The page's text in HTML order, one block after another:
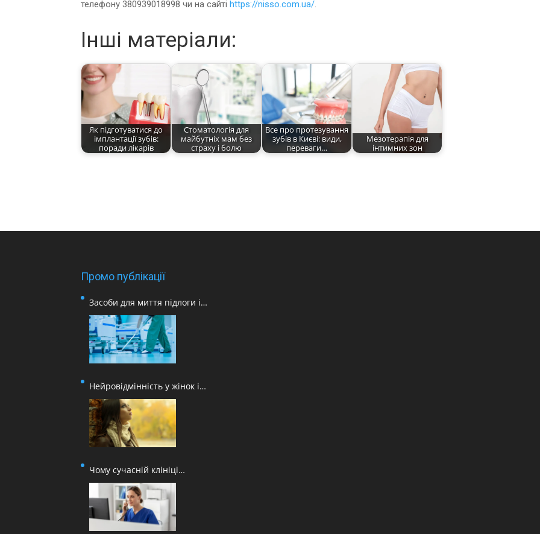
телефону 380939018998 чи на сайтіhttps://nisso.com.ua/.
Інші матеріали:
Як підготуватися до
імплантації зубів:
поради лікарів
Стоматологія для
майбутніх мам без
страху і болю
Все про протезування
зубів в Києві: види,
переваги…
Мезотерапія для
інтимних зон
Промо публікації
Засоби для миття підлоги і
поверхонь для медичних
закладів
Нейровідмінність у жінок і
втома від постійної адаптації
Чому сучасній клініці
недостатньо лише онлайн-
запису